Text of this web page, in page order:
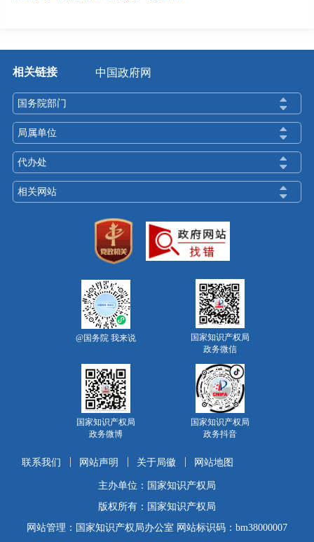
相关链接 中国政府网
国务院部门
局属单位
代办处
相关网站
@国务院 我来说
国家知识产权局
政务微信
国家知识产权局
政务微博
国家知识产权局
政务抖音
联系我们 网站声明 关于局徽 网站地图
主办单位：国家知识产权局
版权所有：国家知识产权局
网站管理：国家知识产权局办公室 网站标识码：bm38000007